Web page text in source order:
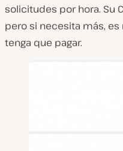
solicitudes por hora. Su
pero si necesita más,
tenga que pagar.